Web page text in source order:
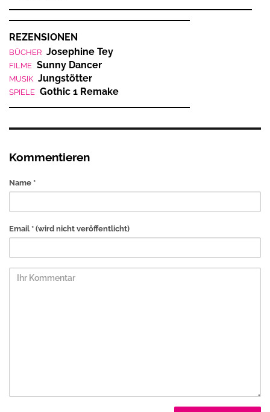
REZENSIONEN
BÜCHER Josephine Tey
FILME Sunny Dancer
MUSIK Jungstötter
SPIELE Gothic 1 Remake
Kommentieren
Name *
Email * (wird nicht veröffentlicht)